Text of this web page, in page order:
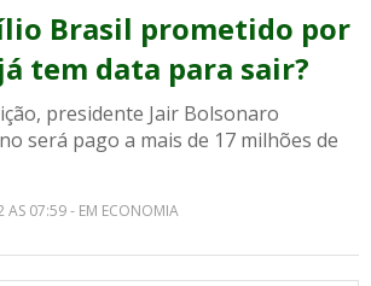
Brasil prometido por
tem data para sair?
presidente Jair Bolsonaro
será pago a mais de 17 milhões de
07:59 - EM ECONOMIA